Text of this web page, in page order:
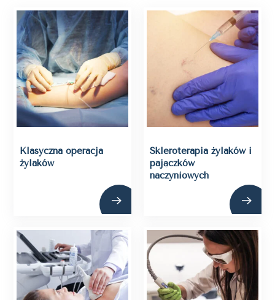
Klasyczna operacja
żylaków
Skleroterapia żylaków i
pajączków
naczyniowych